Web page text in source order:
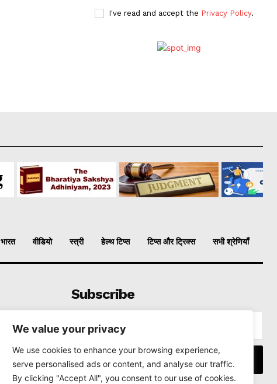
We value your privacy
We use cookies to enhance your browsing experience,
serve personalised ads or content, and analyse our traffic.
By clicking "Accept All", you consent to our use of cookies.
I've read and accept the Privacy Policy.
भारत वीडियो स्त्री हेल्थ टिप्स टिप्स और ट्रिक्स सभी श्रेणियाँ
Subscribe
I WANT IN